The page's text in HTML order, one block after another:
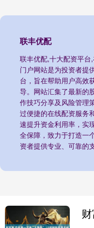
联丰优配
联丰优配,十大配资平
门户网站是为投资者提
台，旨在帮助用户高效
导。网站汇集了最新的
作技巧分享及风险管理
过便捷的在线配资服务
速提升资金利用率，实
全保障，致力于打造一
资者提供专业、可靠的